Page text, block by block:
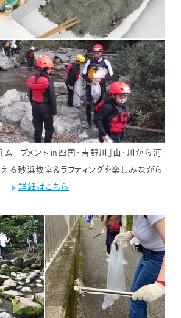
ーブメント㏌四国・吉野川」山・川から河
る砂浜教室＆ラフティングを楽しみながら
詳細はこちら